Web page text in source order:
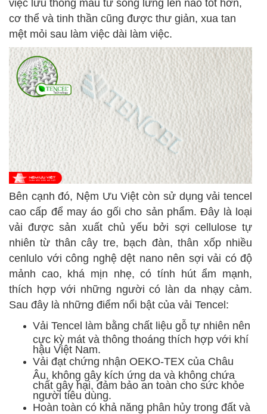
việc lưu thông máu từ sống lưng lên não tốt hơn,
cơ thể và tinh thần cũng được thư giản, xua tan
mệt mỏi sau làm việc dài làm việc.
Bên cạnh đó, Nệm Ưu Việt còn sử dụng vải tencel
cao cấp để may áo gối cho sản phẩm. Đây là loại
vải được sản xuất chủ yếu bởi sợi cellulose tự
nhiên từ thân cây tre, bạch đàn, thân xốp nhiều
cenlulo với công nghệ dệt nano nên sợi vải có độ
mảnh cao, khá mịn nhẹ, có tính hút ẩm mạnh,
thích hợp với những người có làn da nhạy cảm.
Sau đây là những điểm nổi bật của vải Tencel:
Vải Tencel làm bằng chất liệu gỗ tự nhiên nên
cực kỳ mát và thông thoáng thích hợp với khí
hậu Việt Nam.
Vải đạt chứng nhận OEKO-TEX của Châu
Âu, không gây kích ứng da và không chứa
chất gây hại, đảm bảo an toàn cho sức khỏe
người tiêu dùng.
Hoàn toàn có khả năng phân hủy trong đất và